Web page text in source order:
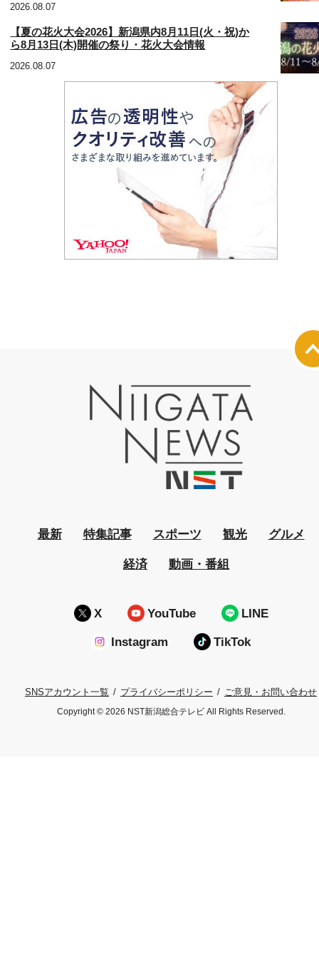
2026.08.07
【夏の花火大会2026】新潟県内8月11日(火・祝)か
ら8月13日(木)開催の祭り・花火大会情報
2026.08.07
最新 特集記事 スポーツ 観光 グルメ
経済 動画・番組
X YouTube LINE
Instagram TikTok
SNSアカウント一覧 プライバシーポリシー ご意見・お問い合わせ
Copyright © 2026 NST新潟総合テレビ All Rights Reserved.